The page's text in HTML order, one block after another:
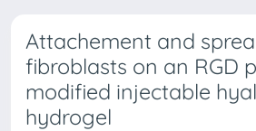
Attachement and
fibroblasts on an RGD
modified injectable
hydrogel